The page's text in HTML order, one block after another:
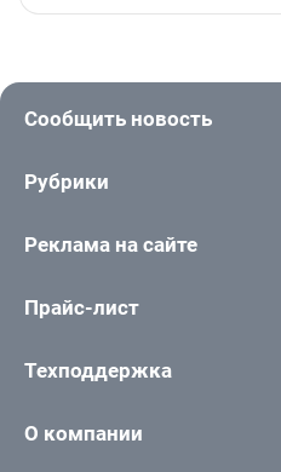
Сообщить новость
Рубрики
Реклама на сайте
Прайс-лист
Техподдержка
О компании